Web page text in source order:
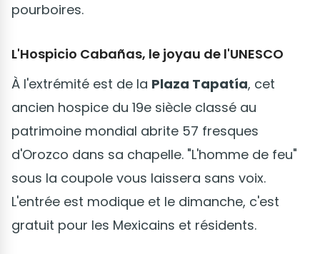
pourboires.
L'Hospicio Cabañas, le joyau de l'UNESCO
À l'extrémité est de la Plaza Tapatía, cet
ancien hospice du 19e siècle classé au
patrimoine mondial abrite 57 fresques
d'Orozco dans sa chapelle. "L'homme de feu"
sous la coupole vous laissera sans voix.
L'entrée est modique et le dimanche, c'est
gratuit pour les Mexicains et résidents.